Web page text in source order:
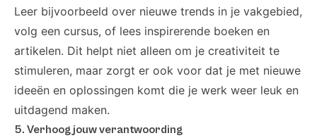
Leer bijvoorbeeld over nieuwe trends in je vakgebied,
volg een cursus, of lees inspirerende boeken en
artikelen. Dit helpt niet alleen om je creativiteit te
stimuleren, maar zorgt er ook voor dat je met nieuwe
ideeën en oplossingen komt die je werk weer leuk en
uitdagend maken.
5. Verhoog jouw verantwoording